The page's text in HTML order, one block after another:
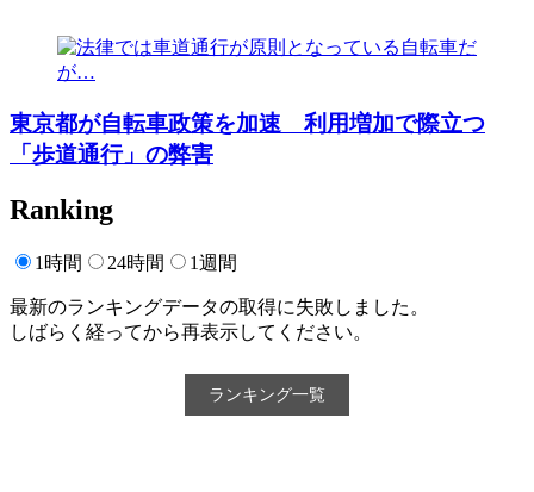
東京都が自転車政策を加速 利用増加で際立つ
「歩道通行」の弊害
Ranking
1時間 24時間 1週間
最新のランキングデータの取得に失敗しました。
しばらく経ってから再表示してください。
ランキング一覧